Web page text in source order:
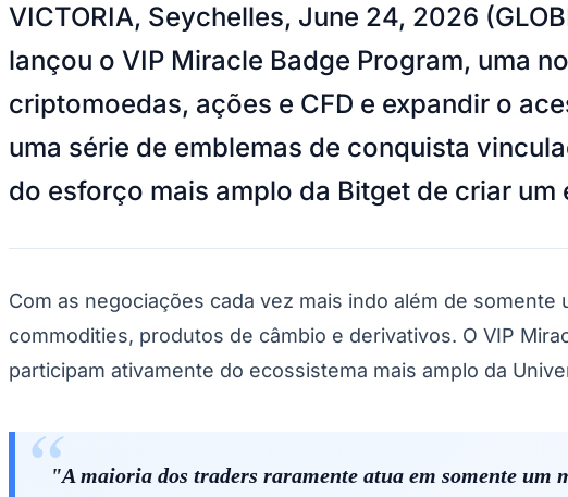
Anuncie no Portal
Verificar EmpresaNovo
Anunciar VagasNovo
Publicidade Legal
NBA
Fórmula 1
Tênis (ATP)
MLB
Atletismo
Brasileirão Série B
Libertadores
Sul-Americana
Copa América
VICTORIA, Seychelles, June 24, 2026
lançou o VIP Miracle Badge Program, uma
criptomoedas, ações e CFD e expandir o
uma série de emblemas de conquista
do esforço mais amplo da Bitget de criar
Com as negociações cada vez mais indo além de
commodities, produtos de câmbio e derivativos. O VIP
participam ativamente do ecossistema mais amplo da
"A maioria dos traders raramente atua em somente um